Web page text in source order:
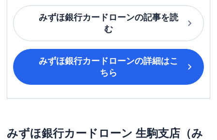
みずほ銀行カードローンの記事を読
む
みずほ銀行カードローンの詳細はこ
ちら
みずほ銀行カードローン 生駒支店（み